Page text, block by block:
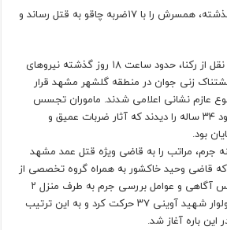
مرد افغانستانی عصر روز گذشته، همسرش را با ۱۷ضربه چاقو به قتل رساند و
به نقل از رکنا، حدود ساعت ۱۸ روز گذشته نیروهای
زنی جوان در منطقه گلشهر مشهد قرار
عازم نشانی اعلامی شدند. ماموران تجسس
جسد غرق در خون زنی حدود ۳۴ ساله را دیدند که آثار ضربات عمیق و
بود.
جرم، مراتب را به قاضی ویژه قتل عمد مشهد
که قاضی وحید خاکشور به همراه گروه تخصصی از
کارآگاهان اداره جنایی پلیس آگاهی و عوامل بررسی جرم به طرف منزل ۲
طبقه محل وقوع قتل در بولوار شهید آوینی ۳۷ حرکت کرد و به این ترتیب
باره آغاز شد.